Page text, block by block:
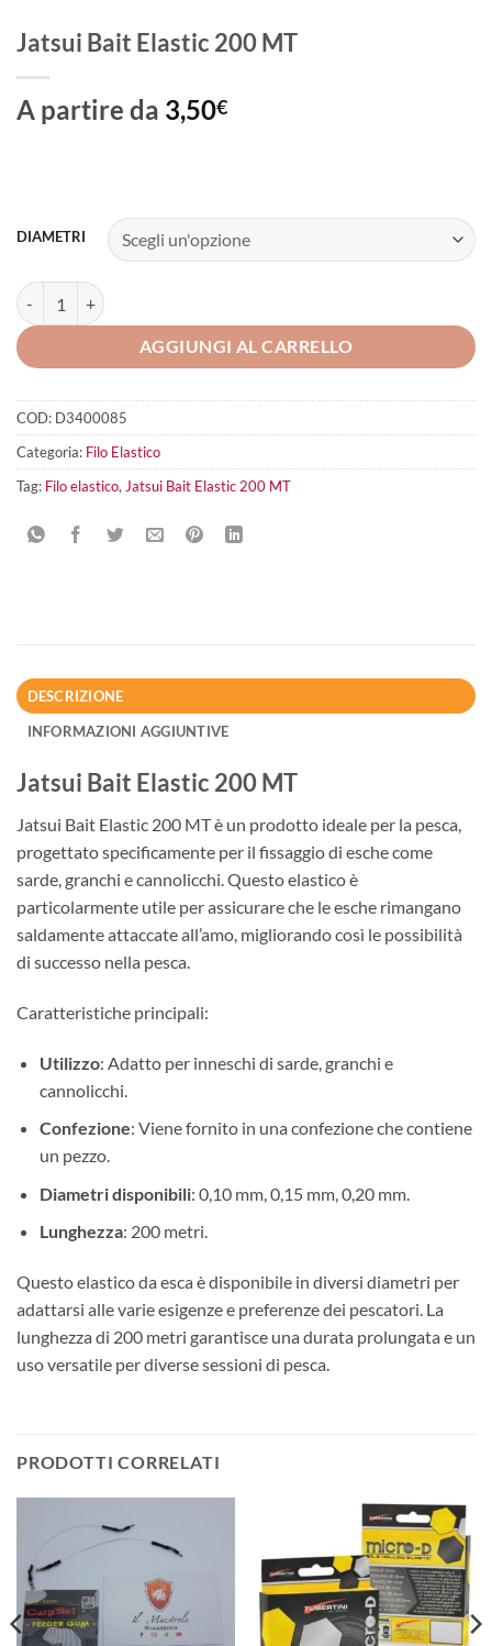
Jatsui Bait Elastic 200 MT
A partire da 3,50€
DIAMETRI
Jatsui Bait Elastic 200 MT quantità
AGGIUNGI AL CARRELLO
COD: D3400085
Categoria: Filo Elastico
Tag: Filo elastico, Jatsui Bait Elastic 200 MT
DESCRIZIONE
INFORMAZIONI AGGIUNTIVE
Jatsui Bait Elastic 200 MT
Jatsui Bait Elastic 200 MT è un prodotto ideale per la pesca,
progettato specificamente per il fissaggio di esche come
sarde, granchi e cannolicchi. Questo elastico è
particolarmente utile per assicurare che le esche rimangano
saldamente attaccate all’amo, migliorando così le possibilità
di successo nella pesca.
Caratteristiche principali:
Utilizzo: Adatto per inneschi di sarde, granchi e
cannolicchi.
Confezione: Viene fornito in una confezione che contiene
un pezzo.
Diametri disponibili: 0,10 mm, 0,15 mm, 0,20 mm.
Lunghezza: 200 metri.
Questo elastico da esca è disponibile in diversi diametri per
adattarsi alle varie esigenze e preferenze dei pescatori. La
lunghezza di 200 metri garantisce una durata prolungata e un
uso versatile per diverse sessioni di pesca.
PRODOTTI CORRELATI